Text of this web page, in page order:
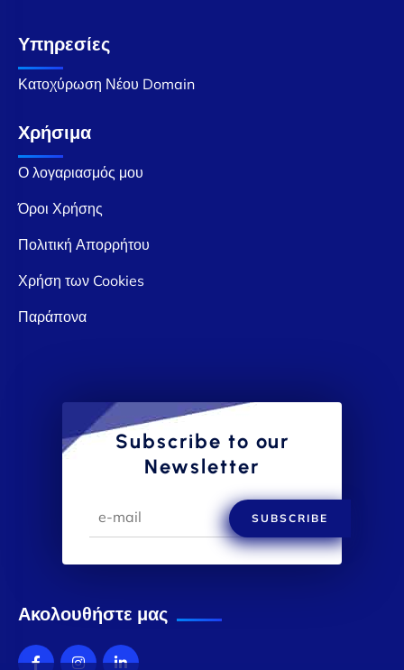
Υπηρεσίες
Κατοχύρωση Νέου Domain
Χρήσιμα
Ο λογαριασμός μου
Όροι Χρήσης
Πολιτική Απορρήτου
Χρήση των Cookies
Παράπονα
Subscribe to our
Newsletter
SUBSCRIBE
Ακολουθήστε μας